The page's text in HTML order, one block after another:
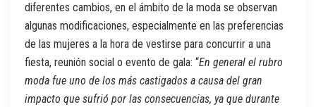
diferentes cambios, en el ámbito de la moda se observan
algunas modificaciones, especialmente en las preferencias
de las mujeres a la hora de vestirse para concurrir a una
fiesta, reunión social o evento de gala: “En general el rubro
moda fue uno de los más castigados a causa del gran
impacto que sufrió por las consecuencias, ya que durante